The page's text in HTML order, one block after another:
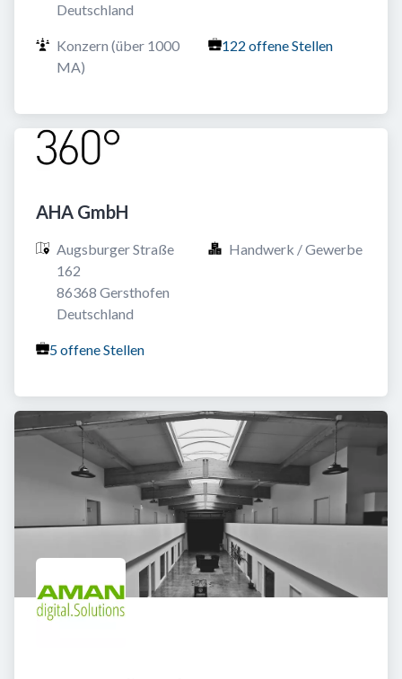
Deutschland
Konzern (über 1000
MA)
122 offene Stellen
AHA GmbH
Augsburger Straße
162
86368 Gersthofen
Deutschland
Handwerk / Gewerbe
5 offene Stellen